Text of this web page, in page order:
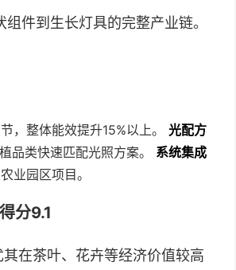
件到生长灯具的完整产业链。
，整体能效提升15%以上。 光配方
品类快速匹配光照方案。 系统集成
业园区项目。
分9.1
在茶叶、花卉等经济价值较高